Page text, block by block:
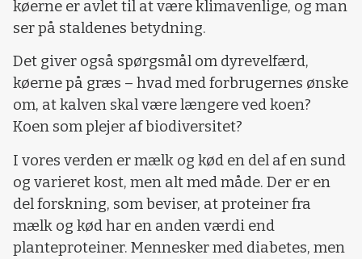
køerne er avlet til at være klimavenlige, og man
ser på staldenes betydning.
Det giver også spørgsmål om dyrevelfærd,
køerne på græs – hvad med forbrugernes ønske
om, at kalven skal være længere ved koen?
Koen som plejer af biodiversitet?
I vores verden er mælk og kød en del af en sund
og varieret kost, men alt med måde. Der er en
del forskning, som beviser, at proteiner fra
mælk og kød har en anden værdi end
planteproteiner. Mennesker med diabetes, men